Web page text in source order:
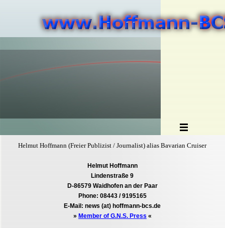
Helmut Hoffmann (Freier Publizist / Journalist) alias Bavarian Cruiser
Helmut Hoffmann
Lindenstraße 9
D-86579 Waidhofen an der Paar
Phone: 08443 / 9195165
E-Mail: news (at) hoffmann-bcs.de
» Member of G.N.S. Press «